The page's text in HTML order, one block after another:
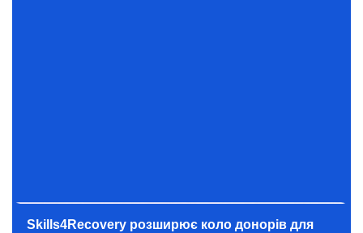
Skills4Recovery розширює коло донорів для